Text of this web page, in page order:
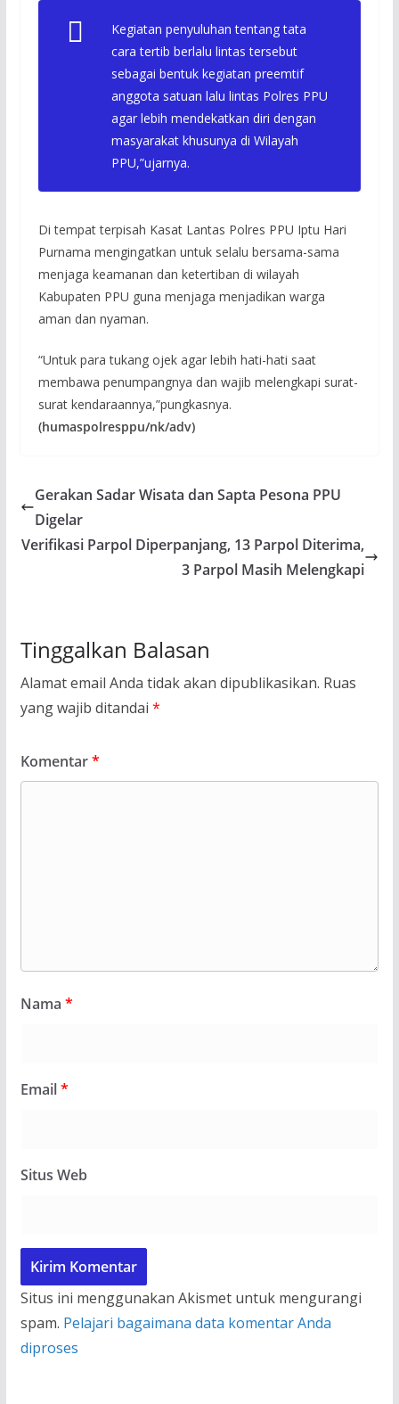
Kegiatan penyuluhan tentang tata
cara tertib berlalu lintas tersebut
sebagai bentuk kegiatan preemtif
anggota satuan lalu lintas Polres PPU
agar lebih mendekatkan diri dengan
masyarakat khusunya di Wilayah
PPU,”ujarnya.
Di tempat terpisah Kasat Lantas Polres PPU Iptu Hari
Purnama mengingatkan untuk selalu bersama-sama
menjaga keamanan dan ketertiban di wilayah
Kabupaten PPU guna menjaga menjadikan warga
aman dan nyaman.
“Untuk para tukang ojek agar lebih hati-hati saat
membawa penumpangnya dan wajib melengkapi surat-
surat kendaraannya,”pungkasnya.
(humaspolresppu/nk/adv)
Gerakan Sadar Wisata dan Sapta Pesona PPU
Digelar
Verifikasi Parpol Diperpanjang, 13 Parpol Diterima,
3 Parpol Masih Melengkapi
Tinggalkan Balasan
Alamat email Anda tidak akan dipublikasikan. Ruas
yang wajib ditandai *
Komentar*
Nama *
Email*
Situs Web
Situs ini menggunakan Akismet untuk mengurangi
spam. Pelajari bagaimana data komentar Anda
diproses